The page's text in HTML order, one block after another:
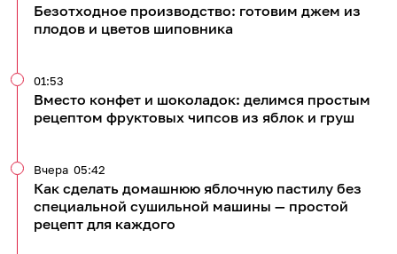
Безотходное производство: готовим джем из
плодов и цветов шиповника
Вместо конфет и шоколадок: делимся простым
рецептом фруктовых чипсов из яблок и груш
01:53
Как сделать домашнюю яблочную пастилу без
специальной сушильной машины — простой
рецепт для каждого
Вчера 05:42